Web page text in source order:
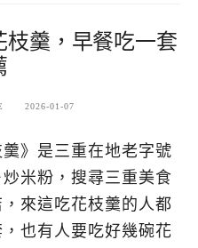
枝羹，早餐吃一套
2026-01-07
》是三重在地老字號
米粉，搜尋三重美食
來這吃花枝羹的人都
也有人要吃好幾碗花